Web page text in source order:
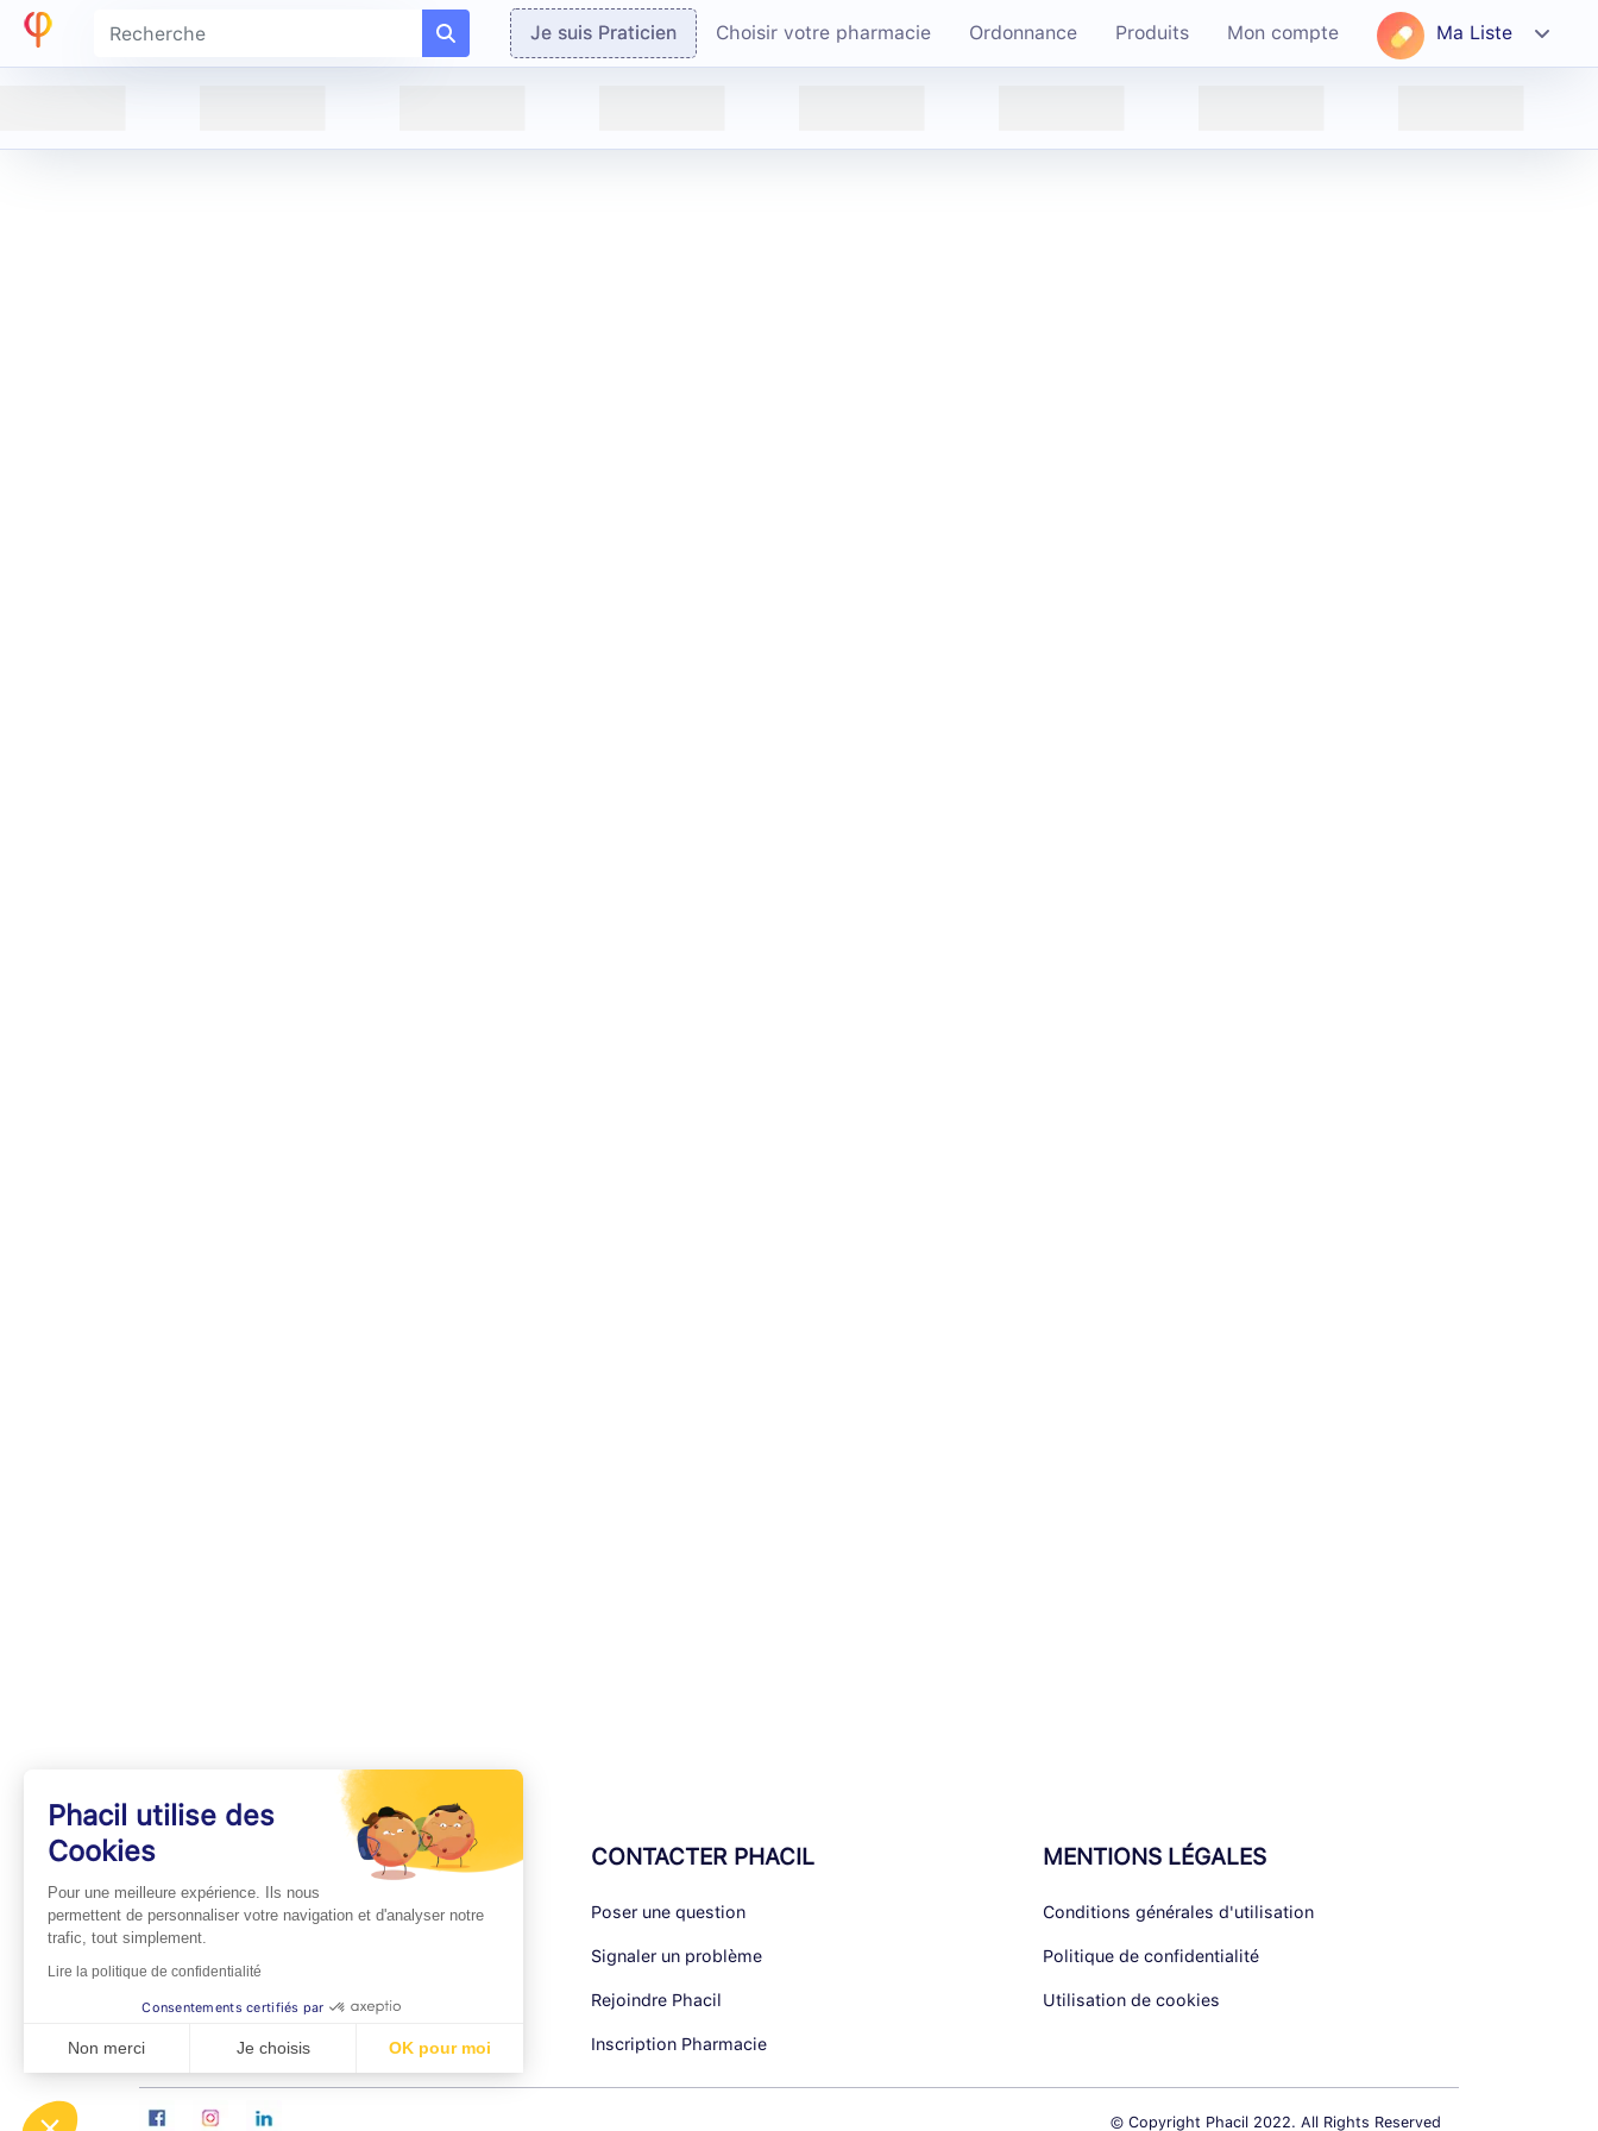
Je suis Praticien Choisir votre pharmacie Ordonnance Produits Mon compte Ma Liste
INFOS PRATIQUES
Professionnels de Santé
Espace Pharmaciens
Foire aux questions
CONTACTER PHACIL
Poser une question
Signaler un problème
Rejoindre Phacil
Inscription Pharmacie
MENTIONS LÉGALES
Conditions générales d'utilisation
Politique de confidentialité
Utilisation de cookies
© Copyright Phacil 2022. All Rights Reserved
Phacil utilise des
Cookies
Pour une meilleure expérience. Ils nous
permettent de personnaliser votre navigation et d'analyser notre
trafic, tout simplement.
Lire la politique de confidentialité
Consentements certifiés par
Non merci Je choisis OK pour moi
Axeptio consent
Plateforme de Gestion du Consentement : Personnalisez vos Options